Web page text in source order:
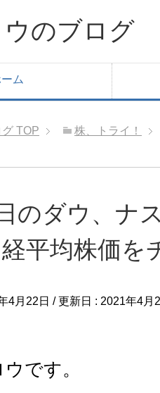
のブログ
ム
グ TOP 株、トライ！
のダウ、ナ
平均株価を
4月22日 / 更新日 : 2021年4月
です。